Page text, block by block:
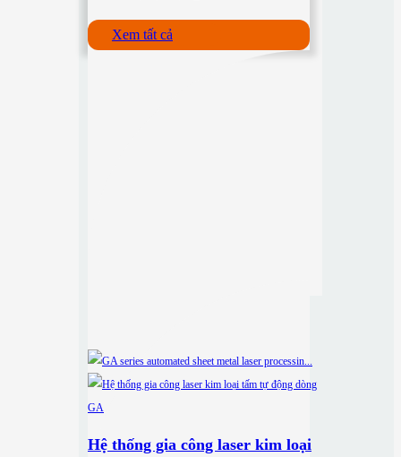
Xem tất cả
Hệ thống gia công laser kim loại